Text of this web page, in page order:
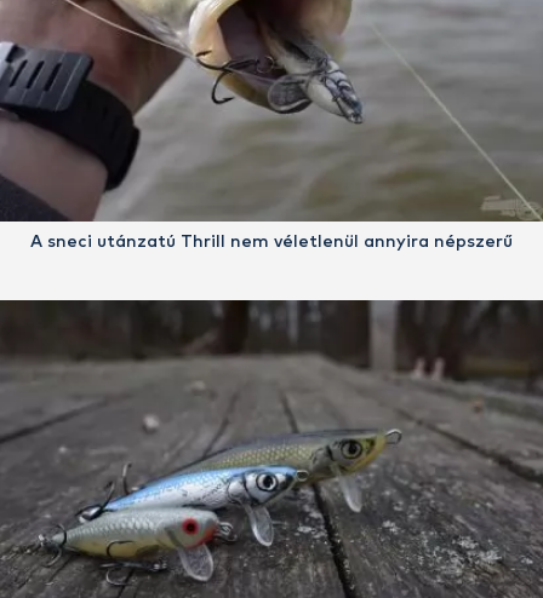
A sneci utánzatú Thrill nem véletlenül annyira népszerű